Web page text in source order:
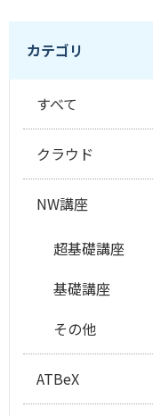
カテゴリ
すべて
クラウド
NW講座
超基礎講座
基礎講座
その他
ATBeX